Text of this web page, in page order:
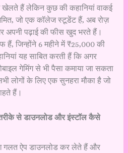
खेलते हैं लेकिन कुछ की कहानियां वाकई
जो एक कॉलेज स्टूडेंट हैं, अब रोज़
पढ़ाई की फीस खुद भरते हैं।
हैं, जिन्होंने 6 महीने में ₹25,000 की
यह साबित करती हैं कि अगर
गेमिंग से भी पैसा कमाया जा सकता
लोगों के लिए एक सुनहरा मौका है जो
हैं।
से डाउनलोड और इंस्टॉल कैसे
गलत ऐप डाउनलोड कर लेते हैं और